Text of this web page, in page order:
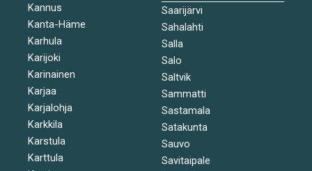
Kannus
Kanta-Häme
Karhula
Karijoki
Karinainen
Karjaa
Karjalohja
Karkkila
Karstula
Karttula
Saarijärvi
Sahalahti
Salla
Salo
Saltvik
Sammatti
Sastamala
Satakunta
Sauvo
Savitaipale